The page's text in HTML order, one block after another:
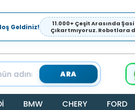
Geldiniz!
11.000+ Çeşit Arasında
Çıkartmıyoruz. Robotlara
ARA
BMW CHERY FORD